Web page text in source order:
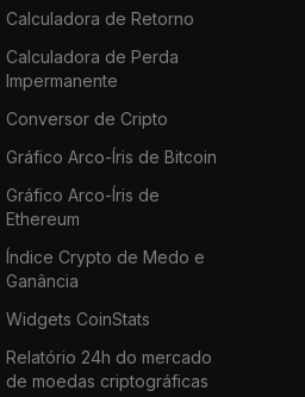
Calculadora de Retorno
Calculadora de Perda
Impermanente
Conversor de Cripto
Gráfico Arco-Íris de Bitcoin
Gráfico Arco-Íris de
Ethereum
Índice Crypto de Medo e
Ganância
Widgets CoinStats
Relatório 24h do mercado
de moedas criptográficas